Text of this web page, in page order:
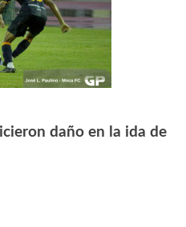
daño en la ida de